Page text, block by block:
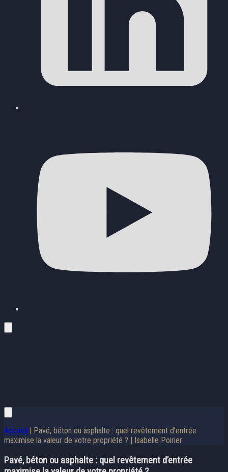
Accueil | Pavé, béton ou asphalte : quel revêtement d’entrée
maximise la valeur de votre propriété ? | Isabelle Poirier
Pavé, béton ou asphalte : quel revêtement d’entrée